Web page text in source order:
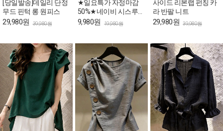
[당일발송]데일리 단정
무드 핀턱 롱 원피스
29,980원 39,980원
★일요특가 자정마감
50%★네이비 시스루
퍼프 페플럼 블라우스
9,980원 19,980원
사이드 리본랩 펀칭 카
라 반팔 니트
29,980원 39,980원